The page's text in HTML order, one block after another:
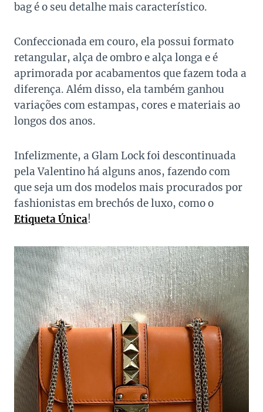
bag é o seu detalhe mais característico.
Confeccionada em couro, ela possui formato
retangular, alça de ombro e alça longa e é
aprimorada por acabamentos que fazem toda a
diferença. Além disso, ela também ganhou
variações com estampas, cores e materiais ao
longos dos anos.
Infelizmente, a Glam Lock foi descontinuada
pela Valentino há alguns anos, fazendo com
que seja um dos modelos mais procurados por
fashionistas em brechós de luxo, como o
Etiqueta Única!